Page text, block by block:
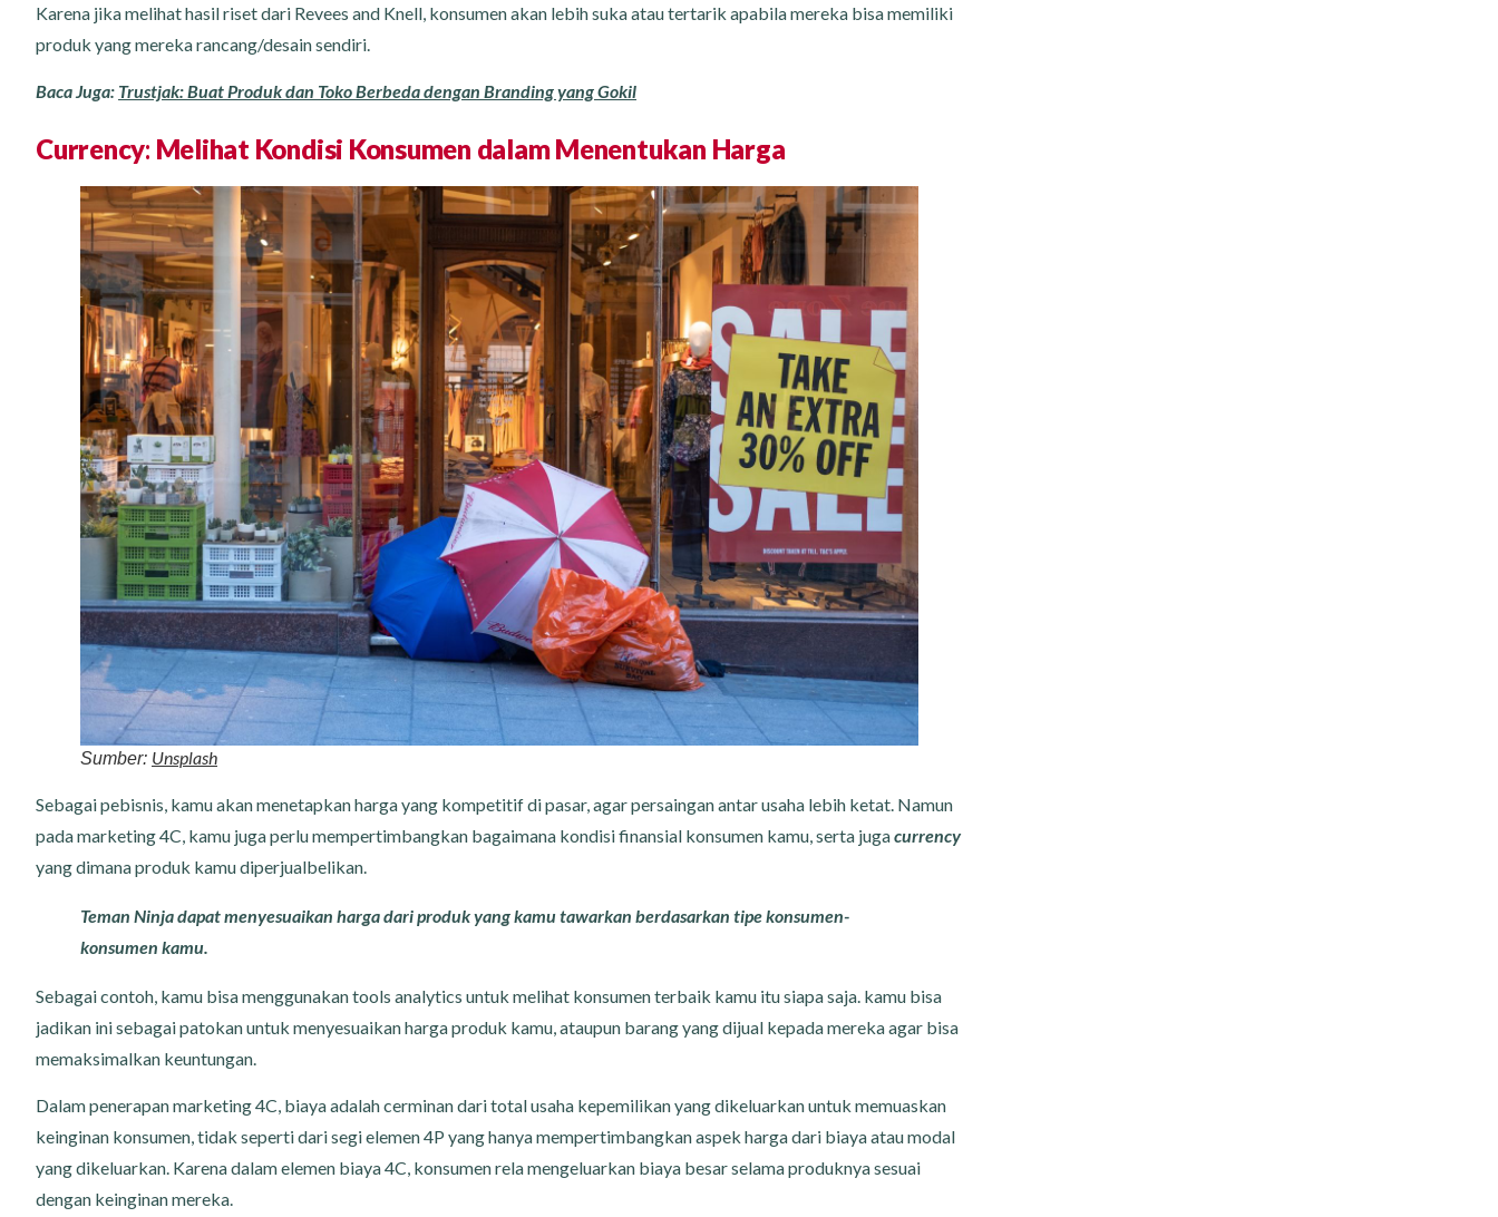
Karena jika melihat hasil riset dari Revees and Knell, konsumen akan lebih suka atau tertarik apabila mereka bisa memiliki
produk yang mereka rancang/desain sendiri.
Baca Juga: Trustjak: Buat Produk dan Toko Berbeda dengan Branding yang Gokil
Currency: Melihat Kondisi Konsumen dalam Menentukan Harga
Sumber: Unsplash
Sebagai pebisnis, kamu akan menetapkan harga yang kompetitif di pasar, agar persaingan antar usaha lebih ketat. Namun
pada marketing 4C, kamu juga perlu mempertimbangkan bagaimana kondisi finansial konsumen kamu, serta jugacurrency
yang dimana produk kamu diperjualbelikan.
Teman Ninja dapat menyesuaikan harga dari produk yang kamu tawarkan berdasarkan tipe konsumen-
konsumen kamu.
Sebagai contoh, kamu bisa menggunakan tools analytics untuk melihat konsumen terbaik kamu itu siapa saja. kamu bisa
jadikan ini sebagai patokan untuk menyesuaikan harga produk kamu, ataupun barang yang dijual kepada mereka agar bisa
memaksimalkan keuntungan.
Dalam penerapan marketing 4C, biaya adalah cerminan dari total usaha kepemilikan yang dikeluarkan untuk memuaskan
keinginan konsumen, tidak seperti dari segi elemen 4P yang hanya mempertimbangkan aspek harga dari biaya atau modal
yang dikeluarkan. Karena dalam elemen biaya 4C, konsumen rela mengeluarkan biaya besar selama produknya sesuai
dengan keinginan mereka.